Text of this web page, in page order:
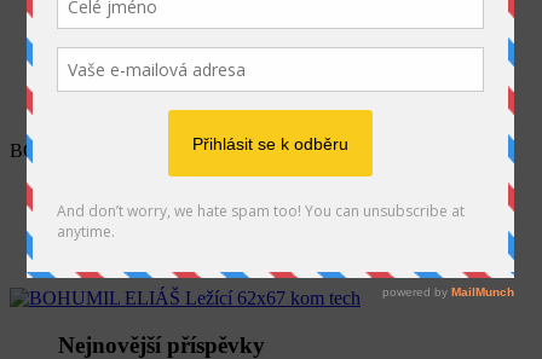
BOHUMIL ELIÁŠ Ležící 62×67 kom tech
Výstava
PROČ? PROTO...
Nejnovější příspěvky